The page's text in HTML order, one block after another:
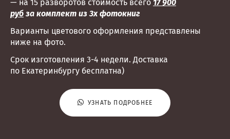
— на 15 разворотов стоимость всего 17 900
руб за комплект из 3х фотокниг
Варианты цветового оформления представлены
ниже на фото.
Срок изготовления 3-4 недели. Доставка
по Екатеринбургу бесплатна)
УЗНАТЬ ПОДРОБНЕЕ